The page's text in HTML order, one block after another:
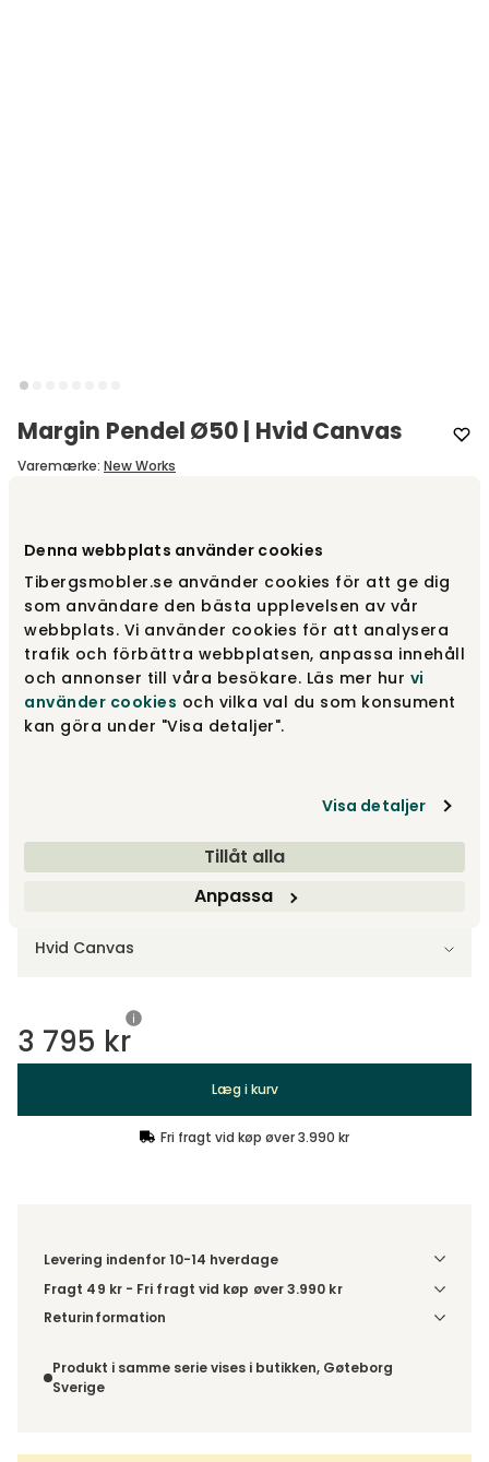
Denna webbplats använder cookies
Tibergsmobler.se använder cookies för att ge dig
som användare den bästa upplevelsen av vår
webbplats. Vi använder cookies för att analysera
trafik och förbättra webbplatsen, anpassa innehåll
och annonser till våra besökare. Läs mer hur vi
använder cookies och vilka val du som konsument
kan göra under "Visa detaljer".
Visa detaljer
Tillåt alla
Anpassa
Margin Pendel Ø50 | Hvid Canvas
Varemærke: New Works
Ø50 cm 3 795 kr
Ø70 cm 5 495 kr
Hvid Canvas
3 795 kr
Læg i kurv
Fri fragt vid køp øver 3.990 kr
Levering indenfor 10-14 hverdage
Fragt 49 kr - Fri fragt vid køp øver 3.990 kr
Denne vare sendes til et udleveringssted. Du vælger selv i
leveres til et udleveringssted eller direkte til din adresse –
du vælger selv ved adviseringen. Hvis varen bestilles
Returinformation
ordre.
Produkt i samme serie vises i butikken, Gøteborg
Sverige